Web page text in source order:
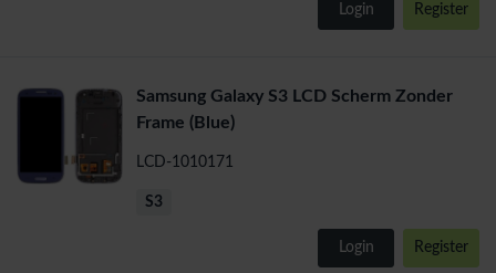
Login Register
Samsung Galaxy S3 LCD Scherm Zonder
Frame (Blue)
LCD-1010171
S3
Login Register